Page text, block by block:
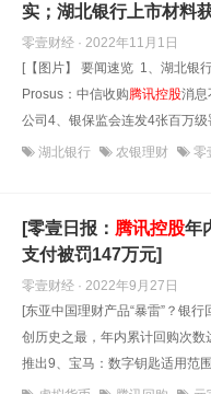
实；湖北银行上市材料
零壹财经 · 2022年11月1日
[【图片】 要闻速览 1、湖北银
Prosus：中信收购腾讯控股消息
公司4、银保监会连发4张百万
湖北银行 农银理财 零
[零壹日报： 腾讯控股年
支付被罚147万元]
零壹财经 · 2022年9月27日
[东亚中国理财产品“暴雷”？银行
创历史之最，年内累计回购次数
推出9、宝马：数字钥匙适用范